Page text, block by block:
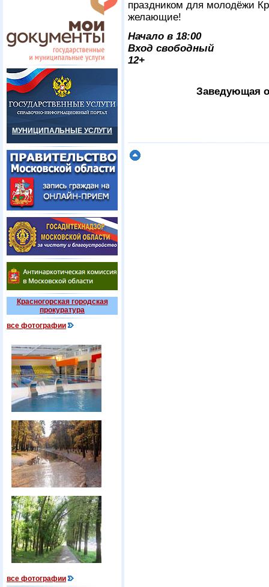
МУНИЦИПАЛЬНЫЕ УСЛУГИ
Красногорская городская
прокуратура
все фотографии
все фотографии
праздником для молодёжи
желающие!
Начало в 18:00
Вход свободный
12+
Заведующая